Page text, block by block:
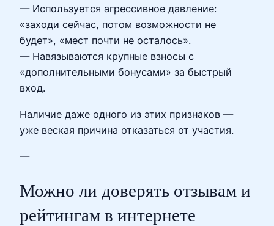
— Используется агрессивное давление:
«заходи сейчас, потом возможности не
будет», «мест почти не осталось».
— Навязываются крупные взносы с
«дополнительными бонусами» за быстрый
вход.
Наличие даже одного из этих признаков —
уже веская причина отказаться от участия.
—
Можно ли доверять отзывам и
рейтингам в интернете